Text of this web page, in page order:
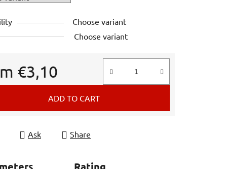
Choose variant
Choose variant
€3,10
price:
ADD TO CART
Ask Share